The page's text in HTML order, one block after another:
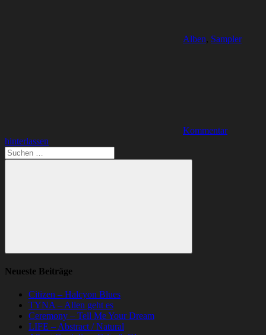
Alben, Sampler
Kommentar
hinterlassen
Suchen
nach:
Suchen
Neueste Beiträge
Citizen – Halcyon Blues
TYNA – Allen geht es
Ceremony – Tell Me Your Dream
LIFE – Abstract / Natural